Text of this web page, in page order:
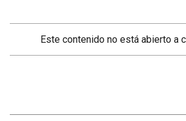
Este contenido no está abierto a